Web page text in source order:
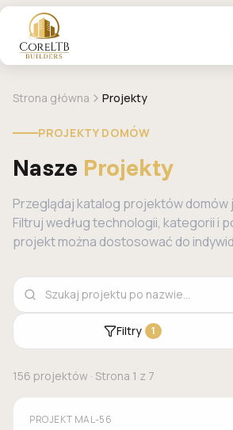
Strona główna Projekty
PROJEKTY DOMÓW
Nasze Projekty
Przeglądaj katalog projektów domów
Filtruj według technologii, kategorii i
projekt można dostosować do
Filtry 1
156 projektów · Strona 1 z 7
MALACHIT
PROJEKT MAL-56